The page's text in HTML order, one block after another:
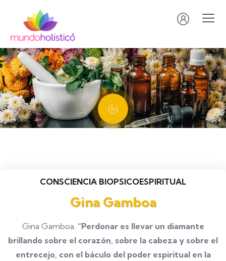
CONSCIENCIA BIOPSICOESPIRITUAL
Gina Gamboa
Gina Gamboa. “Perdonar es llevar un diamante
brillando sobre el corazón, sobre la cabeza y sobre el
entrecejo, con el báculo del poder espiritual en la